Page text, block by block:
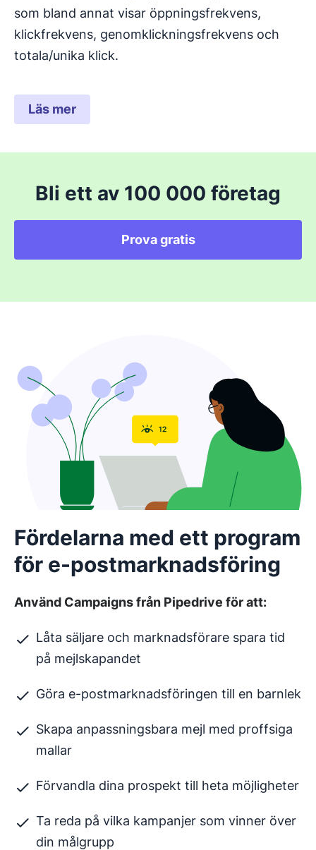
som bland annat visar öppningsfrekvens,
klickfrekvens, genomklickningsfrekvens och
totala/unika klick.
Läs mer
Bli ett av 100 000 företag
Prova gratis
Fördelarna med ett program
för e-postmarknadsföring
Använd Campaigns från Pipedrive för att:
Låta säljare och marknadsförare spara tid
på mejlskapandet
Göra e-postmarknadsföringen till en barnlek
Skapa anpassningsbara mejl med proffsiga
mallar
Förvandla dina prospekt till heta möjligheter
Ta reda på vilka kampanjer som vinner över
din målgrupp